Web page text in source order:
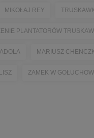
MIKOŁAJ REY
PLANTATORÓW
MARIUSZ
ZAMEK W